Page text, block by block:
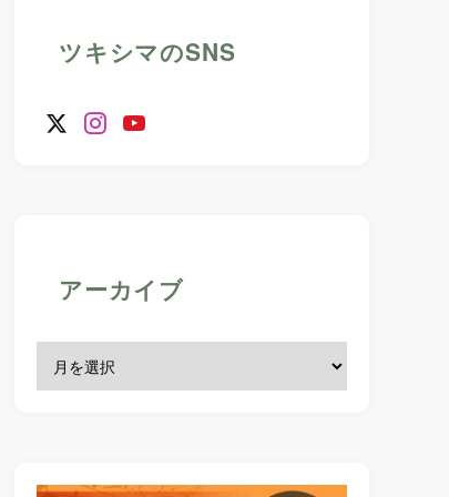
ツキシマのSNS
アーカイブ